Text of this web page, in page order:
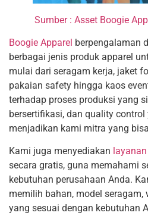
Sumber : Asset Boogie
Boogie Apparel berpengalaman
berbagai jenis produk apparel
mulai dari seragam kerja, jaket
pakaian safety hingga kaos
terhadap proses produksi yang
bersertifikasi, dan quality control
menjadikan kami mitra yang
Kami juga menyediakan
secara gratis, guna memahami
kebutuhan perusahaan Anda.
memilih bahan, model seragam,
yang sesuai dengan kebutuhan